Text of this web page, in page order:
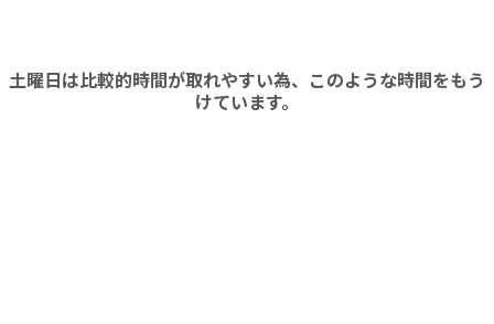
土曜日は比較的時間が取れやすい為、このような時間をもう
けています。